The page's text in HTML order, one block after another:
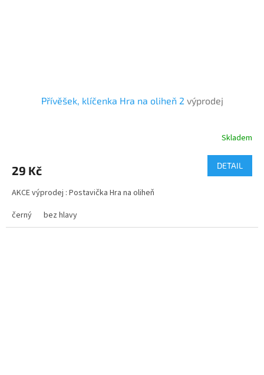
Přívěšek, klíčenka Hra na oliheň 2 výprodej
Skladem
29 Kč DETAIL
AKCE výprodej : Postavička Hra na oliheň
černý
bez hlavy